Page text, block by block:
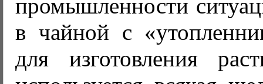
промышленности
в чайной с
для изготовления